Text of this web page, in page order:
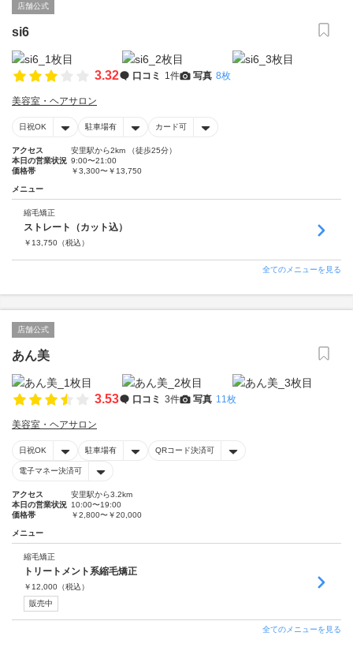
店舗公式
si6
3.32 口コミ 1件 写真 8枚
美容室・ヘアサロン
日祝OK 駐車場有 カード可
アクセス
安里駅から2km （徒歩25分）
本日の営業状況 9:00〜21:00
価格帯
￥3,300〜￥13,750
メニュー
縮毛矯正
ストレート（カット込）
￥ 13,750 （税込）
全てのメニューを見る
店舗公式
あん美
3.53 口コミ 3件 写真 11枚
美容室・ヘアサロン
日祝OK 駐車場有 QRコード決済可
電子マネー決済可
アクセス
安里駅から3.2km
本日の営業状況 10:00〜19:00
価格帯
￥2,800〜￥20,000
メニュー
縮毛矯正
トリートメント系縮毛矯正
￥ 12,000 （税込）
販売中
全てのメニューを見る